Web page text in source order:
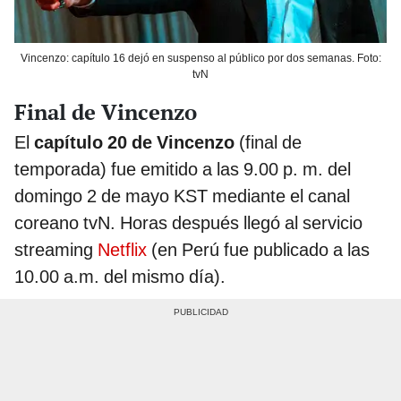
Vincenzo: capítulo 16 dejó en suspenso al público por dos semanas. Foto:
tvN
Final de Vincenzo
El capítulo 20 de Vincenzo (final de
temporada) fue emitido a las 9.00 p. m. del
domingo 2 de mayo KST mediante el canal
coreano tvN. Horas después llegó al servicio
streaming Netflix (en Perú fue publicado a las
10.00 a.m. del mismo día).